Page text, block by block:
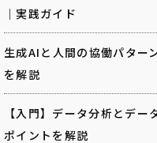
｜実践ガイド
生成AIと人間の協働パター
を解説
【入門】データ分析とデ
ポイントを解説